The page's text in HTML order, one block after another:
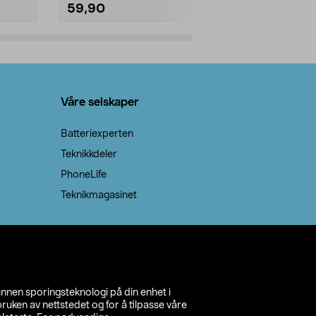
sporingsteknologi på din enhet i
av nettstedet og for å tilpasse våre
59,90
Våre selskaper
Batteriexperten
Teknikkdeler
PhoneLife
Teknikmagasinet